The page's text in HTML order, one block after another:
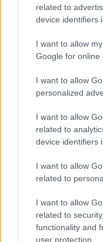
related to
device identifiers
I want to allow
Google for online
I want to allow
personalized
I want to allow
related to
device identifiers
I want to allow
related to
I want to allow
related to
functionality and
user protection.
Δύο
στον νότιο
νοημοσύνη
αυτόνομων
Ιράν και
δρομολόγιο